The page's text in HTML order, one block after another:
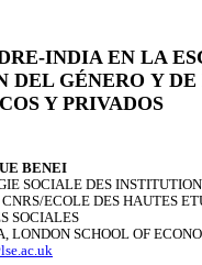
INDIA EN LA
DEL GÉNERO Y DE
Y PRIVADOS
BENEI
SOCIALE DES
ECOLE DES HAUTES
SOCIALES
LONDON SCHOOL OF